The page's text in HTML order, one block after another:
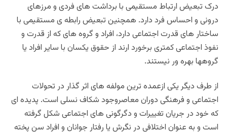
درک تبعیض ارتباط مستقیمی با برداشت های فردی و مرزهای
درونی و احساس فرد دارد. همچنین تبعیض رابطه ی مستقیمی با
ساختار های قدرت اجتماعی دارد، افراد و گروه های که از قدرت و
نفوذ اجتماعی کمتری برخورد ارند از حقوق یکسان با سایر افراد یا
گروهها بهره ور نیستند.
از طرف دیگر یکی ازعمده ترین مولفه های اثر گذار در تحولات
اجتماعی و فرهنگی دوران معاصروجود شکاف نسلی است. پدیده ای
که خود در جریان تغییرات و دگرگونی های اجتماعی شکل گرفته
است و به عنوان اختلافی در نگرش یا رفتار جوانان و افراد سن پخته